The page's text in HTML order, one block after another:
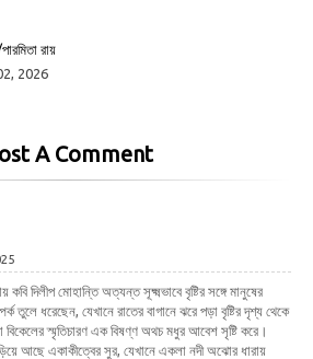
রায়
2026
A Comment
দিলীপ মোহান্তি অত্যন্ত সূক্ষ্মভাবে বৃষ্টির সঙ্গে মানুষের
তুলে ধরেছেন, যেখানে রাতের বাগানে ঝরে পড়া বৃষ্টির দৃশ্য থেকে
স্মৃতিচারণ এক বিষণ্ণ অথচ মধুর আবেশ সৃষ্টি করে।
আছে একাকীত্বের সুর, যেখানে একলা নদী অঝোর ধারায়